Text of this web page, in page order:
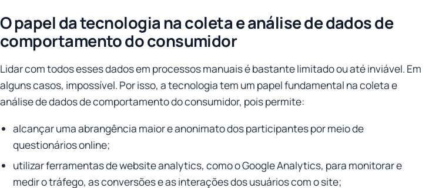
O papel da tecnologia na coleta e análise de dados de
comportamento do consumidor
Lidar com todos esses dados em processos manuais é bastante limitado ou até inviável. Em
alguns casos, impossível. Por isso, a tecnologia tem um papel fundamental na coleta e
análise de dados de comportamento do consumidor, pois permite:
alcançar uma abrangência maior e anonimato dos participantes por meio de
questionários online;
utilizar ferramentas de website analytics, como o Google Analytics, para monitorar e
medir o tráfego, as conversões e as interações dos usuários com o site;